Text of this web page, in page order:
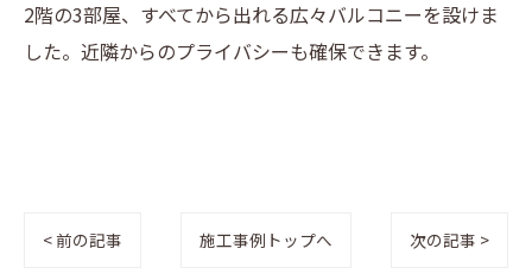
2階の3部屋、すべてから出れる広々バルコニーを設けま
した。近隣からのプライバシーも確保できます。
< 前の記事 施工事例トップへ 次の記事 >